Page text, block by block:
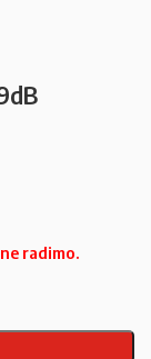
radimo.